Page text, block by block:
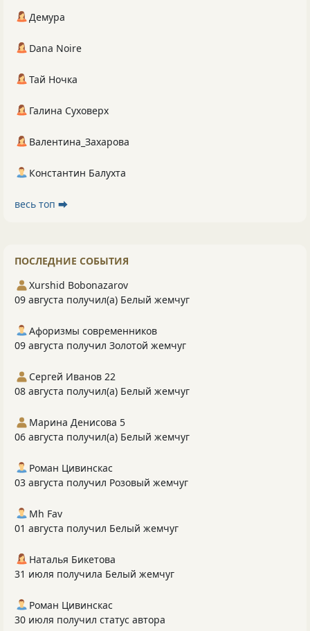
Демура
Dana Noire
Тай Ночка
Галина Суховерх
Валентина_Захарова
Константин Балухта
весь топ ⮕
ПОСЛЕДНИЕ СОБЫТИЯ
Xurshid Bobonazarov
09 августа получил(а) Белый жемчуг
Афоризмы современников
09 августа получил Золотой жемчуг
Сергей Иванов 22
08 августа получил(а) Белый жемчуг
Марина Денисова 5
06 августа получил(а) Белый жемчуг
Роман Цивинскас
03 августа получил Розовый жемчуг
Mh Fav
01 августа получил Белый жемчуг
Наталья Бикетова
31 июля получила Белый жемчуг
Роман Цивинскас
30 июля получил статус автора